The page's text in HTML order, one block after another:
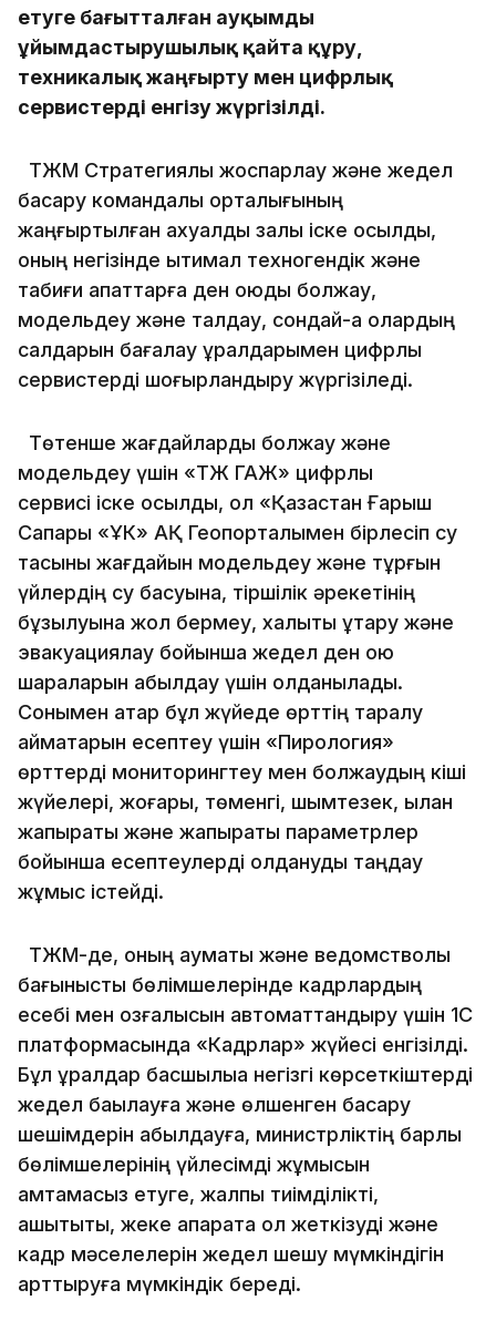
етуге бағытталған ауқымды
ұйымдастырушылық қайта құру,
техникалық жаңғырту мен цифрлық
сервистерді енгізу жүргізілді.
ТЖМ Стратегиялық жоспарлау және жедел
басқару командалық орталығының
жаңғыртылған ахуалдық залы іске қосылды,
оның негізінде ықтимал техногендік және
табиғи апаттарға ден қоюды болжау,
модельдеу және талдау, сондай-ақ олардың
салдарын бағалау құралдарымен цифрлық
сервистерді шоғырландыру жүргізіледі.
Төтенше жағдайларды болжау және
модельдеу үшін «ТЖ ГАЖ» цифрлық
сервисі іске қосылды, ол «Қазақстан Ғарыш
Сапары «ҰК» АҚ Геопорталымен бірлесіп су
тасқыны жағдайын модельдеу және тұрғын
үйлердің су басуына, тіршілік әрекетінің
бұзылуына жол бермеу, халықты құтқару және
эвакуациялау бойынша жедел ден қою
шараларын қабылдау үшін қолданылады.
Сонымен қатар бұл жүйеде өрттің таралу
аймақтарын есептеу үшін «Пирология»
өрттерді мониторингтеу мен болжаудың кіші
жүйелері, жоғары, төменгі, шымтезек, қылқан
жапырақты және жапырақты параметрлер
бойынша есептеулерді қолдануды таңдау
жұмыс істейді.
ТЖМ-де, оның аумақтық және ведомстволық
бағынысты бөлімшелерінде кадрлардың
есебі мен қозғалысын автоматтандыру үшін 1C
платформасында «Кадрлар» жүйесі енгізілді.
Бұл құралдар басшылыққа негізгі көрсеткіштерді
жедел бақылауға және өлшенген басқару
шешімдерін қабылдауға, министрліктің барлық
бөлімшелерінің үйлесімді жұмысын
қамтамасыз етуге, жалпы тиімділікті,
ашықтықты, жеке ақпаратқа қол жеткізуді және
кадр мәселелерін жедел шешу мүмкіндігін
арттыруға мүмкіндік береді.